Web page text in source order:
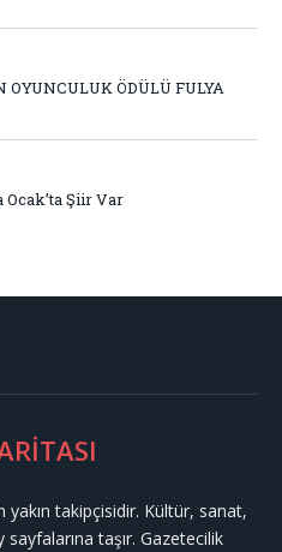
OYUNCULUK ÖDÜLÜ FULYA
Ocak’ta Şiir Var
yakın takipçisidir. Kültür, sanat,
taşır. Gazetecilik